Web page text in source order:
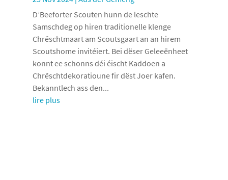
D’Beeforter Scouten hunn de leschte
Samschdeg op hiren traditionelle klenge
Chrëschtmaart am Scoutsgaart an an hirem
Scoutshome invitéiert. Bei dëser Geleeënheet
konnt ee schonns déi éischt Kaddoen a
Chrëschtdekoratioune fir dëst Joer kafen.
Bekanntlech ass den...
lire plus